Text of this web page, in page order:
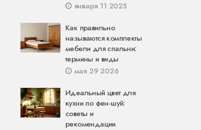
января 11 2025
Как правильно
называются комплекты
мебели для спальни:
термины и виды
мая 29 2026
Идеальный цвет для
кухни по фен-шуй:
советы и
рекомендации